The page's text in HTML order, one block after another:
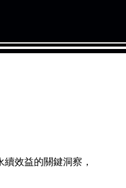
效益的關鍵洞察，